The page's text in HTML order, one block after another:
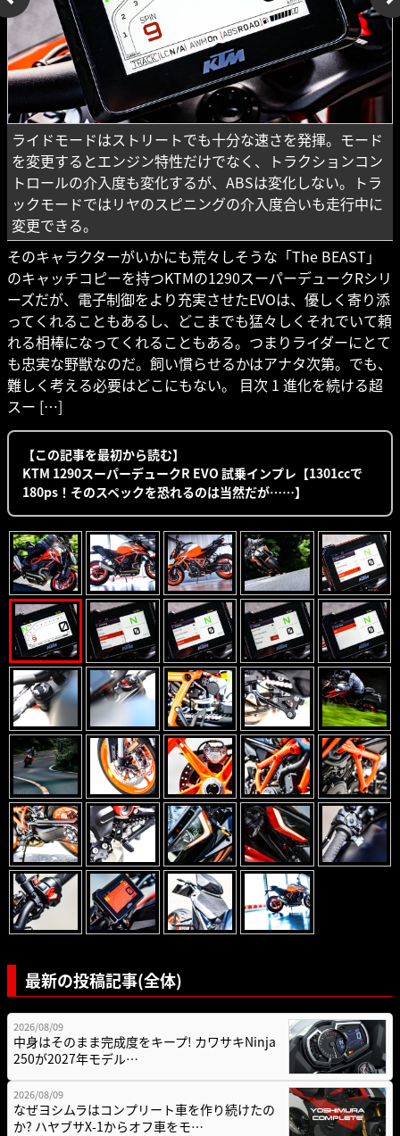
ライドモードはストリートでも十分な速さを発揮。モード
を変更するとエンジン特性だけでなく、トラクションコン
トロールの介入度も変化するが、ABSは変化しない。トラ
ックモードではリヤのスピニングの介入度合いも走行中に
変更できる。
そのキャラクターがいかにも荒々しそうな「The BEAST」
のキャッチコピーを持つKTMの1290スーパーデュークRシリ
ーズだが、電子制御をより充実させたEVOは、優しく寄り添
ってくれることもあるし、どこまでも猛々しくそれでいて頼
れる相棒になってくれることもある。つまりライダーにとて
も忠実な野獣なのだ。飼い慣らせるかはアナタ次第。でも、
難しく考える必要はどこにもない。 目次 1 進化を続ける超
スー […]
【この記事を最初から読む】
KTM 1290スーパーデュークR EVO 試乗インプレ【1301ccで
180ps！そのスペックを恐れるのは当然だが……】
最新の投稿記事(全体)
2026/08/09
中身はそのまま完成度をキープ! カワサキNinja
250が2027年モデル…
2026/08/09
なぜヨシムラはコンプリート車を作り続けたの
か? ハヤブサX-1からオフ車をモ…